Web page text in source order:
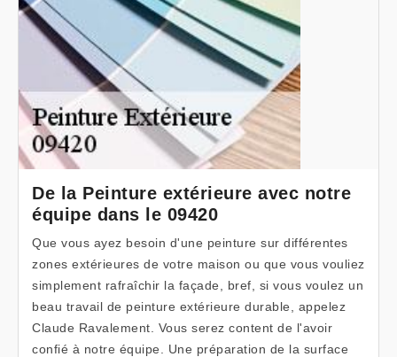
De la Peinture extérieure avec notre
équipe dans le 09420
Que vous ayez besoin d'une peinture sur différentes
zones extérieures de votre maison ou que vous vouliez
simplement rafraîchir la façade, bref, si vous voulez un
beau travail de peinture extérieure durable, appelez
Claude Ravalement. Vous serez content de l'avoir
confié à notre équipe. Une préparation de la surface